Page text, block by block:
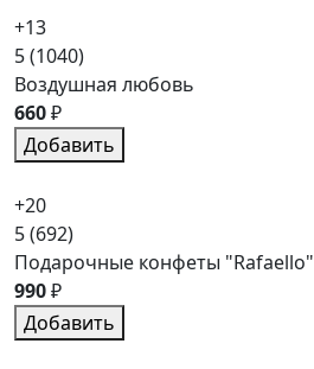
+13
5(1040)
Воздушная любовь
660₽
Добавить
+20
5(692)
Подарочные конфеты "Rafaello"
990₽
Добавить